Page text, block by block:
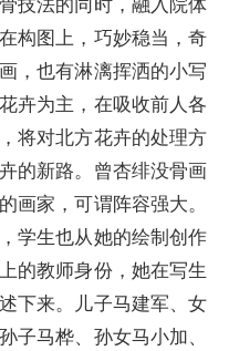
技法的同时，融入院体
构图上，巧妙稳当，奇
，也有淋漓挥洒的小写
卉为主，在吸收前人各
将对北方花卉的处理方
的新路。曾杏绯没骨画
画家，可谓阵容强大。
学生也从她的绘制创作
的教师身份，她在写生
下来。儿子马建军、女
子马桦、孙女马小加、